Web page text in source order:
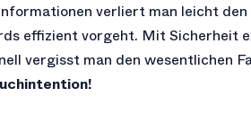
verliert man leicht
effizient vorgeht. Mit Sicherheit
vergisst man den wesentlichen